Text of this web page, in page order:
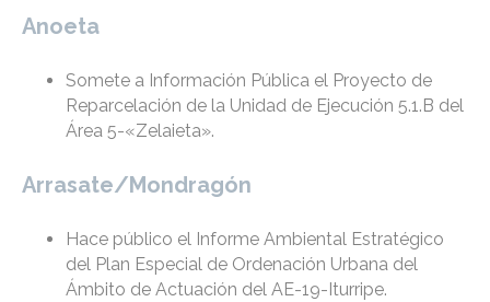
Anoeta
Somete a Información Pública el Proyecto de
Reparcelación de la Unidad de Ejecución 5.1.B del
Área 5-«Zelaieta».
Arrasate/Mondragón
Hace público el Informe Ambiental Estratégico
del Plan Especial de Ordenación Urbana del
Ámbito de Actuación del AE-19-Iturripe.